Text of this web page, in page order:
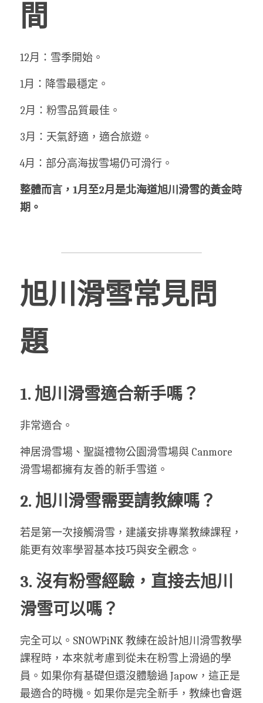
間
12月：雪季開始。
1月：降雪最穩定。
2月：粉雪品質最佳。
3月：天氣舒適，適合旅遊。
4月：部分高海拔雪場仍可滑行。
整體而言，1月至2月是北海道旭川滑雪的黃金時
期。
旭川滑雪常見問
題
1. 旭川滑雪適合新手嗎？
非常適合。
神居滑雪場、聖誕禮物公園滑雪場與 Canmore
滑雪場都擁有友善的新手雪道。
2. 旭川滑雪需要請教練嗎？
若是第一次接觸滑雪，建議安排專業教練課程，
能更有效率學習基本技巧與安全觀念。
3. 沒有粉雪經驗，直接去旭川
滑雪可以嗎？
完全可以。SNOWPiNK 教練在設計旭川滑雪教學
課程時，本來就考慮到從未在粉雪上滑過的學
員。如果你有基礎但還沒體驗過 Japow，這正是
最適合的時機。如果你是完全新手，教練也會選